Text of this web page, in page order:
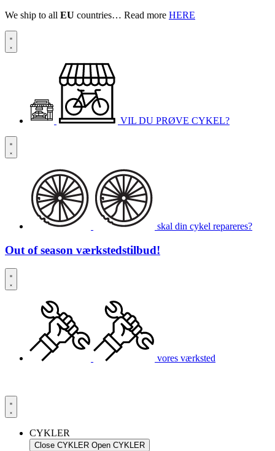
We ship to all EU countries… Read more HERE
VIL DU PRØVE CYKEL?
skal din cykel repareres?
Out of season værkstedstilbud!
vores værksted
CYKLER
Close CYKLER Open CYKLER